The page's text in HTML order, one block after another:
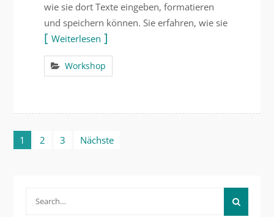
wie sie dort Texte eingeben, formatieren
und speichern können. Sie erfahren, wie sie
Weiterlesen
Workshop
Beitragsnavigation
1 2 3 Nächste